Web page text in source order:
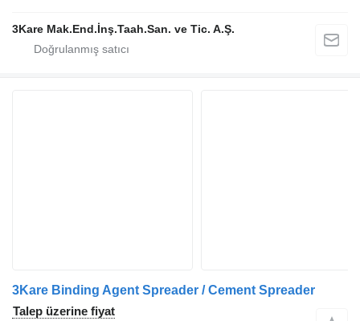
3Kare Mak.End.İnş.Taah.San. ve Tic. A.Ş.
3Kare Binding Agent Spreader / Cement Spreader
Talep üzerine fiyat